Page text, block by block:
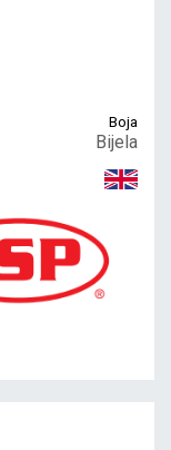
Boja
Bijela